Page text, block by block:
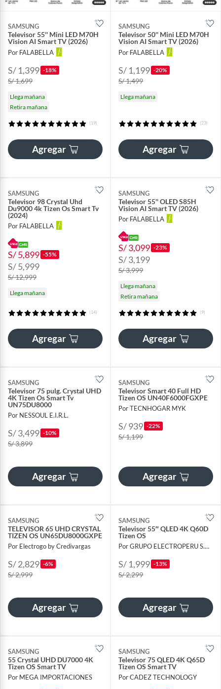
SAMSUNG
Televisor 55'' Mini LED M70H
Vision AI Smart TV (2026)
Por FALABELLA
S/ 1,399 -18%
S/ 1,699
Llega mañana
Retira mañana
(19)
Agregar
SAMSUNG
Televisor 50'' Mini LED M70H
Vision AI Smart TV (2026)
Por FALABELLA
S/ 1,199 -20%
S/ 1,499
Llega mañana
(23)
Agregar
SAMSUNG
Televisor 98 Crystal Uhd
Du9000 4k Tizen Os Smart Tv
(2024)
Por FALABELLA
S/ 5,899 -55%
S/ 5,999
S/ 12,999
Llega mañana
(14)
Agregar
SAMSUNG
Televisor 55'' OLED S85H
Vision AI Smart TV (2026)
Por FALABELLA
S/ 3,099 -23%
S/ 3,199
S/ 3,999
Llega mañana
Retira mañana
(9)
Agregar
SAMSUNG
Televisor 75 pulg. Crystal UHD
4K Tizen Os Smart Tv
UN75DU8000
Por NESSOUL E.I.R.L.
S/ 3,499 -10%
S/ 3,899
Agregar
SAMSUNG
Televisor Smart 40 Full HD
Tizen OS UN40F6000FGXPE
Por TECNHOGAR MYK
S/ 939 -22%
S/ 1,199
Agregar
SAMSUNG
TELEVISOR 65 UHD CRYSTAL
TIZEN OS UN65DU8000GXPE
Por Electrogo by Credivargas
S/ 2,829 -6%
S/ 2,999
Agregar
SAMSUNG
Televisor 55″ QLED 4K Q60D
Tizen OS
Por GRUPO ELECTROPERU S.A.C.
S/ 1,999 -13%
S/ 2,299
Agregar
SAMSUNG
55 Crystal UHD DU7000 4K
Tizen OS Smart TV
Por MEGA IMPORTACIONES
SAMSUNG
Televisor 75 QLED 4K Q65D
Tizen OS Smart TV
Por CADEZ TECHNOLOGY